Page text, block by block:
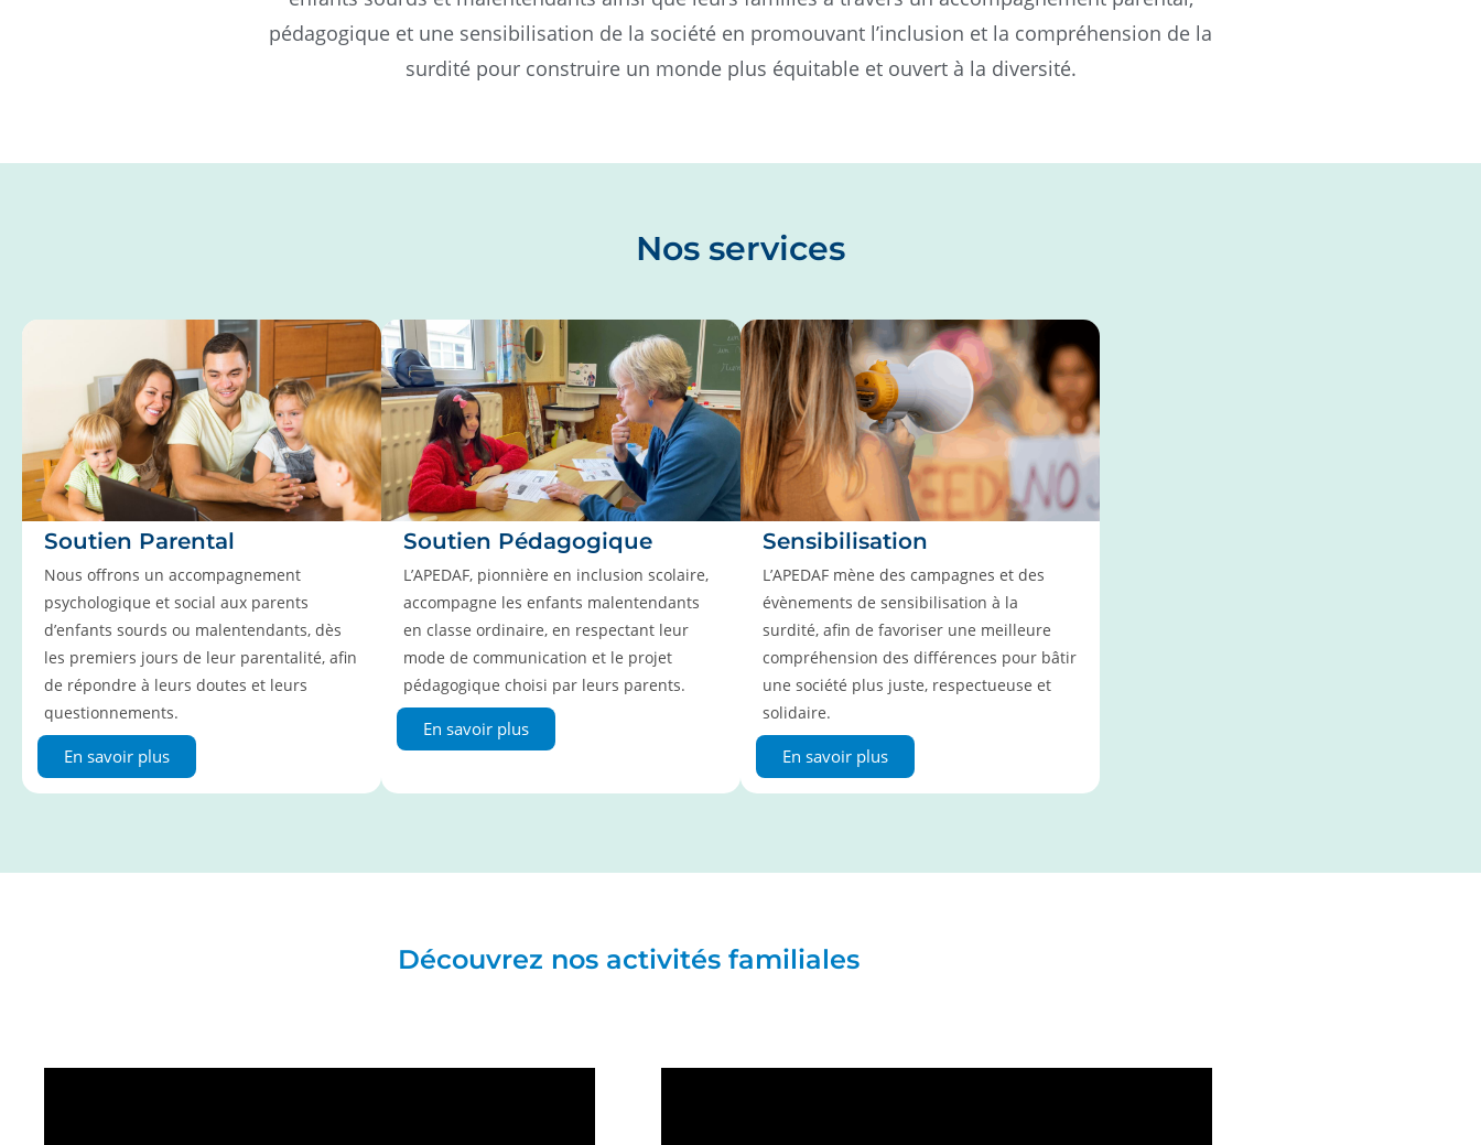
pédagogique et une sensibilisation de la société en promouvant l’inclusion et la compréhension de la
surdité pour construire un monde plus équitable et ouvert à la diversité.
Nos services
Soutien Parental
Nous offrons un accompagnement
psychologique et social aux parents
d’enfants sourds ou malentendants, dès
les premiers jours de leur parentalité, afin
de répondre à leurs doutes et leurs
questionnements.
En savoir plus
Soutien Pédagogique
L’APEDAF, pionnière en inclusion scolaire,
accompagne les enfants malentendants
en classe ordinaire, en respectant leur
mode de communication et le projet
pédagogique choisi par leurs parents.
En savoir plus
Sensibilisation
L’APEDAF mène des campagnes et des
évènements de sensibilisation à la
surdité, afin de favoriser une meilleure
compréhension des différences pour bâtir
une société plus juste, respectueuse et
solidaire.
En savoir plus
Découvrez nos activités familiales